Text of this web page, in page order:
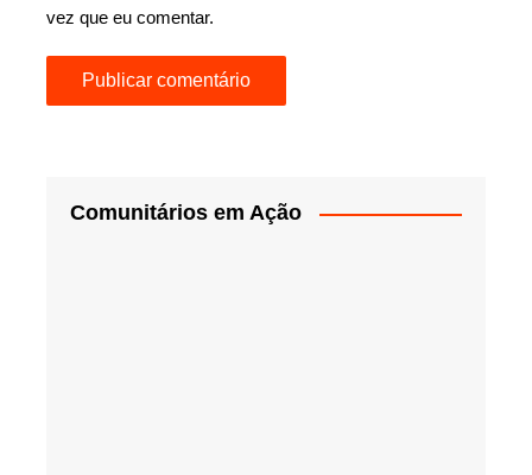
vez que eu comentar.
Comunitários em Ação